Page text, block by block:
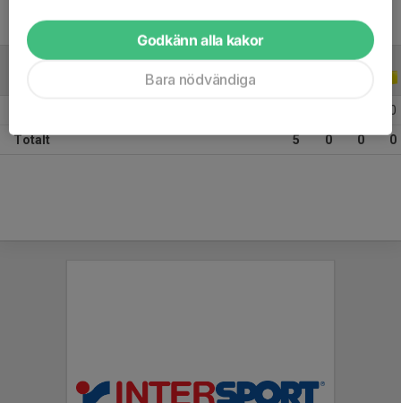
ALLA ÅR
0
Totalt 5 0 0 0
Godkänn alla kakor
Bara nödvändiga